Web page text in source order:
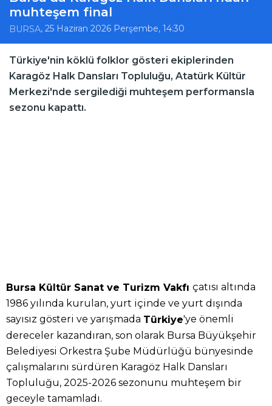
muhteşem final
BURSA, 25 Haziran 2026 Perşembe, 14:30
Türkiye'nin köklü folklor gösteri ekiplerinden
Karagöz Halk Dansları Topluluğu, Atatürk Kültür
Merkezi'nde sergilediği muhteşem performansla
sezonu kapattı.
Bursa Kültür Sanat ve Turizm Vakfı çatısı altında
1986 yılında kurulan, yurt içinde ve yurt dışında
sayısız gösteri ve yarışmada Türkiye'ye önemli
dereceler kazandıran, son olarak Bursa Büyükşehir
Belediyesi Orkestra Şube Müdürlüğü bünyesinde
çalışmalarını sürdüren Karagöz Halk Dansları
Topluluğu, 2025-2026 sezonunu muhteşem bir
geceyle tamamladı.